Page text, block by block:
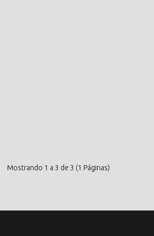
Mostrando 1 a 3 de 3 (1 Páginas)